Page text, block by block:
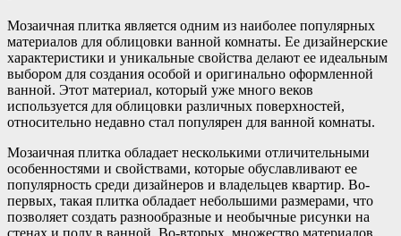
Мозаичная плитка является одним из наиболее популярных
материалов для облицовки ванной комнаты. Ее дизайнерские
характеристики и уникальные свойства делают ее идеальным
выбором для создания особой и оригинально оформленной
ванной. Этот материал, который уже много веков
используется для облицовки различных поверхностей,
относительно недавно стал популярен для ванной комнаты.
Мозаичная плитка обладает несколькими отличительными
особенностями и свойствами, которые обуславливают ее
популярность среди дизайнеров и владельцев квартир. Во-
первых, такая плитка обладает небольшими размерами, что
позволяет создать разнообразные и необычные рисунки на
стенах и полу в ванной. Во-вторых, множество материалов,